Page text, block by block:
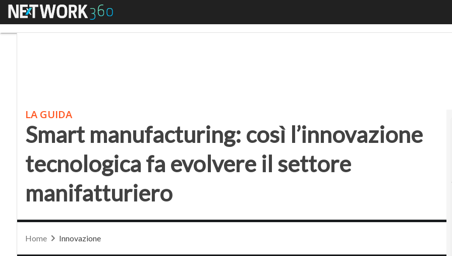
Menu
LA GUIDA
Smart manufacturing: così l’innovazione
tecnologica fa evolvere il settore
manifatturiero
Home Innovazione